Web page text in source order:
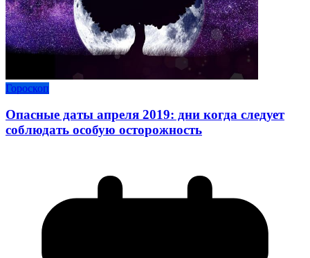
Гороскоп
Опасные даты апреля 2019: дни когда следует
соблюдать особую осторожность